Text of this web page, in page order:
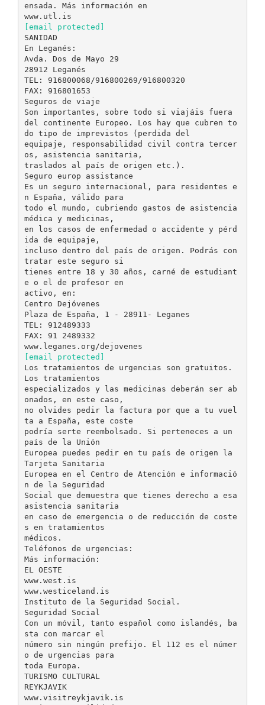
ensada. Más información en
[email protected]
SANIDAD
En Leganés:
Avda. Dos de Mayo 29
28912 Leganés
TEL: 916800068/916800269/916800320
FAX: 916801653
Seguros de viaje
Son importantes, sobre todo si viajáis fuera
del continente Europeo. Los hay que cubren to
do tipo de imprevistos (perdida del
equipaje, responsabilidad civil contra tercer
os, asistencia sanitaria,
traslados al país de origen etc.).
Seguro europ assistance
Es un seguro internacional, para residentes e
n España, válido para
todo el mundo, cubriendo gastos de asistencia
médica y medicinas,
en los casos de enfermedad o accidente y pérd
ida de equipaje,
incluso dentro del país de origen. Podrás con
tratar este seguro si
tienes entre 18 y 30 años, carné de estudiant
e o el de profesor en
activo, en:
Centro Dejóvenes
Plaza de España, 1 - 28911- Leganes
TEL: 912489333
FAX: 91 2489332
[email protected]
Los tratamientos de urgencias son gratuitos.
Los tratamientos
especializados y las medicinas deberán ser ab
onados, en este caso,
no olvides pedir la factura por que a tu vuel
ta a España, este coste
podría serte reembolsado. Si perteneces a un
país de la Unión
Europea puedes pedir en tu país de origen la
Tarjeta Sanitaria
Europea en el Centro de Atención e informació
n de la Seguridad
Social que demuestra que tienes derecho a esa
asistencia sanitaria
en caso de emergencia o de reducción de coste
s en tratamientos
médicos.
Teléfonos de urgencias:
Más información:
EL OESTE
www.west.is
www.westiceland.is
Instituto de la Seguridad Social.
Seguridad Social
Con un móvil, tanto español como islandés, ba
sta con marcar el
número sin ningún prefijo. El 112 es el númer
o de urgencias para
toda Europa.
TURISMO CULTURAL
REYKJAVIK
www.visitreykjavik.is